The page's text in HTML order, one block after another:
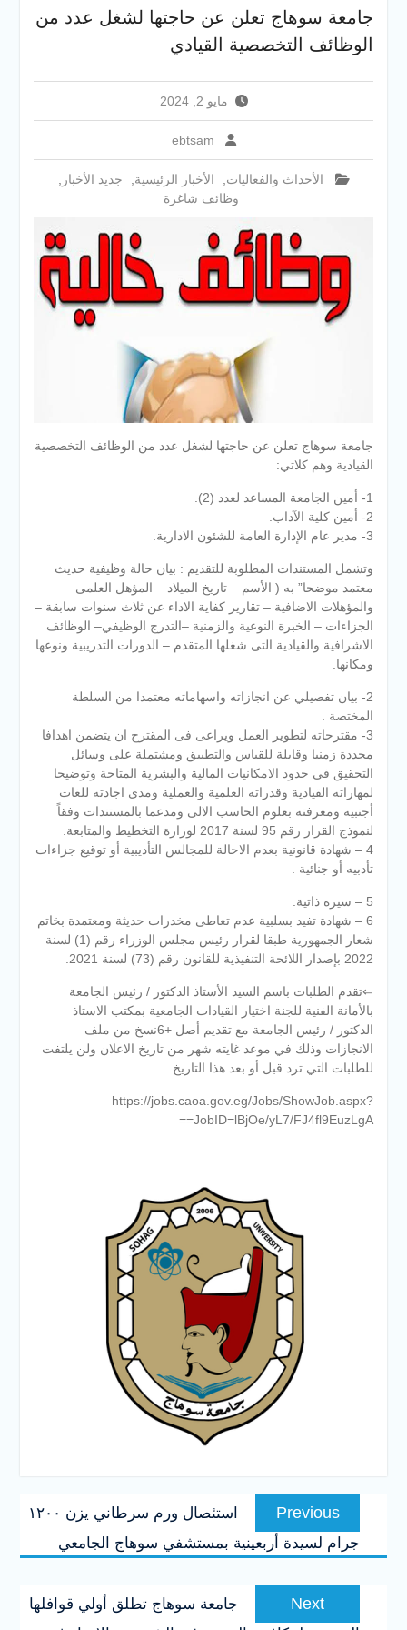
والخدمية بجامعة سوهاج
الجديدة
جامعة سوهاج تفتح أبوابها
الإلكتروني للقبول بالجامعات
2026
جامعة سوهاج تعلن عن حاجتها لشغل عدد من
الوظائف التخصصية القيادي
مايو 2, 2024
ebtsam
الأحداث والفعاليات الأخبار الرئيسية جديد الأخبار
وظائف شاغرة
جامعة سوهاج تعلن عن حاجتها لشغل عدد من الوظائف التخصصية
القيادية وهم كلاتي:
1- أمين الجامعة المساعد لعدد (2).
2- أمين كلية الآداب.
3- مدير عام الإدارة العامة للشئون الادارية.
وتشمل المستندات المطلوبة للتقديم : بيان حالة وظيفية حديث
معتمد موضحا” به ( الأسم – تاريخ الميلاد – المؤهل العلمى –
والمؤهلات الاضافية – تقارير كفاية الاداء عن ثلاث سنوات سابقة –
الجزاءات – الخبرة النوعية والزمنية –التدرج الوظيفي– الوظائف
الاشرافية والقيادية التى شغلها المتقدم – الدورات التدريبية ونوعها
ومكانها.
2- بيان تفصيلي عن انجازاته واسهاماته معتمدا من السلطة
المختصة .
3- مقترحاته لتطوير العمل ويراعى فى المقترح ان يتضمن اهدافا
محددة زمنيا وقابلة للقياس والتطبيق ومشتملة على وسائل
التحقيق فى حدود الامكانيات المالية والبشرية المتاحة وتوضيحا
لمهاراته القيادية وقدراته العلمية والعملية ومدى اجادته للغات
أجنبيه ومعرفته بعلوم الحاسب الالى ومدعما بالمستندات وفقاً
لنموذج القرار رقم 95 لسنة 2017 لوزارة التخطيط والمتابعة.
4 – شهادة قانونية بعدم الاحالة للمجالس التأديبية أو توقيع جزاءات
تأدبيه أو جنائية .
5 – سيره ذاتية.
6 – شهادة تفيد بسلبية عدم تعاطى مخدرات حديثة ومعتمدة بخاتم
شعار الجمهورية طبقا لقرار رئيس مجلس الوزراء رقم (1) لسنة
2022 بإصدار اللائحة التنفيذية للقانون رقم (73) لسنة 2021.
⇐تقدم الطلبات باسم السيد الأستاذ الدكتور / رئيس الجامعة
بالأمانة الفنية للجنة اختيار القيادات الجامعية بمكتب الاستاذ
الدكتور / رئيس الجامعة مع تقديم أصل +6نسخ من ملف
الانجازات وذلك في موعد غايته شهر من تاريخ الاعلان ولن يلتفت
للطلبات التي ترد قبل أو بعد هذا التاريخ
https://jobs.caoa.gov.eg/Jobs/ShowJob.aspx?
JobID=lBjOe/yL7/FJ4fl9EuzLgA==
تصفّح
المقالاتPrevious
Previous
post:
استئصال ورم سرطاني يزن ١٢٠٠
جرام لسيدة أربعينية بمستشفي سوهاج الجامعي
Next
Next
post:
جامعة سوهاج تطلق أولي قوافلها